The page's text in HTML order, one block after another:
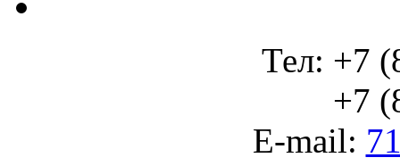
Тел: +7
+7
E-mail: